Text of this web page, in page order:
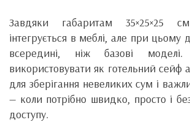
Завдяки габаритам 35×25×25
інтегрується в меблі, але при цьому
всередині, ніж базові
використовувати як готельний сейф
для зберігання невеликих сум і
— коли потрібно швидко, просто і
доступу.